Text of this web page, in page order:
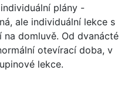
plány -
ale individuální lekce s
domluvě. Od dvanácté
otevírací doba, v
lekce.